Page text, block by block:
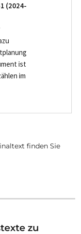
(2024-
ist
im
finden Sie
zu